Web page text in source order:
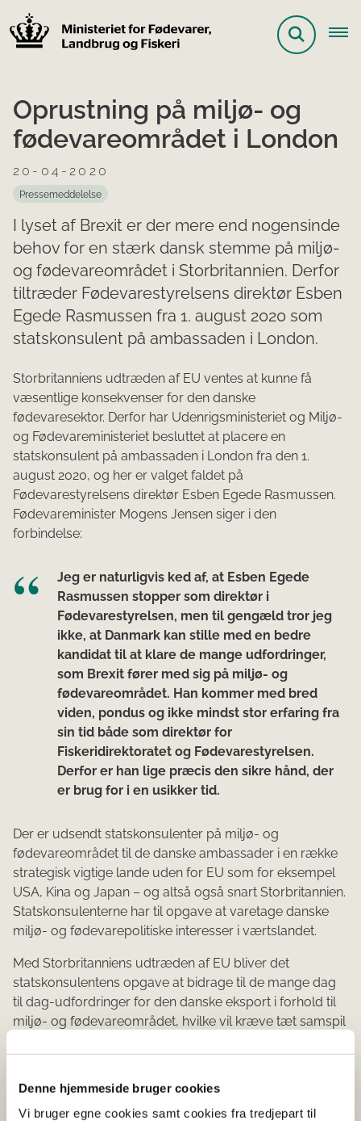
Denne hjemmeside bruger cookies
Vi bruger egne cookies samt cookies fra tredjepart til
Oprustning på miljø- og
fødevareområdet i London
20-04-2020
Pressemeddelelse
I lyset af Brexit er der mere end nogensinde
behov for en stærk dansk stemme på miljø-
og fødevareområdet i Storbritannien. Derfor
tiltræder Fødevarestyrelsens direktør Esben
Egede Rasmussen fra 1. august 2020 som
statskonsulent på ambassaden i London.
Storbritanniens udtræden af EU ventes at kunne få
væsentlige konsekvenser for den danske
fødevaresektor. Derfor har Udenrigsministeriet og Miljø-
og Fødevareministeriet besluttet at placere en
statskonsulent på ambassaden i London fra den 1.
august 2020, og her er valget faldet på
Fødevarestyrelsens direktør Esben Egede Rasmussen.
Fødevareminister Mogens Jensen siger i den
forbindelse:
Jeg er naturligvis ked af, at Esben Egede
Rasmussen stopper som direktør i
Fødevarestyrelsen, men til gengæld tror jeg
ikke, at Danmark kan stille med en bedre
kandidat til at klare de mange udfordringer,
som Brexit fører med sig på miljø- og
fødevareområdet. Han kommer med bred
viden, pondus og ikke mindst stor erfaring fra
sin tid både som direktør for
Fiskeridirektoratet og Fødevarestyrelsen.
Derfor er han lige præcis den sikre hånd, der
er brug for i en usikker tid.
Der er udsendt statskonsulenter på miljø- og
fødevareområdet til de danske ambassader i en række
strategisk vigtige lande uden for EU som for eksempel
USA, Kina og Japan – og altså også snart Storbritannien.
Statskonsulenterne har til opgave at varetage danske
miljø- og fødevarepolitiske interesser i værtslandet.
Med Storbritanniens udtræden af EU bliver det
statskonsulentens opgave at bidrage til de mange dag
til dag-udfordringer for den danske eksport i forhold til
miljø- og fødevareområdet, hvilke vil kræve tæt samspil
nøgleaktører i Storbritannien.
Den nye statskonsulent tiltræder på et kritisk tidspunkt i
den efterhånden langstrakte Brexit-proces. 2020 er en